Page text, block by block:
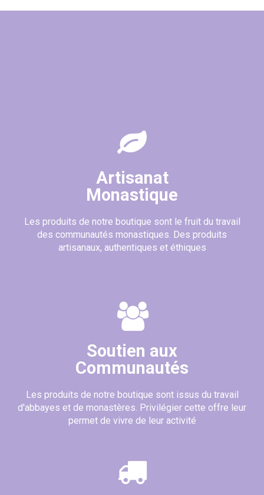
Artisanat
Monastique
Les produits de notre boutique sont le fruit du travail
des communautés monastiques. Des produits
artisanaux, authentiques et éthiques
Soutien aux
Communautés
Les produits de notre boutique sont issus du travail
d'abbayes et de monastères. Privilégier cette offre leur
permet de vivre de leur activité